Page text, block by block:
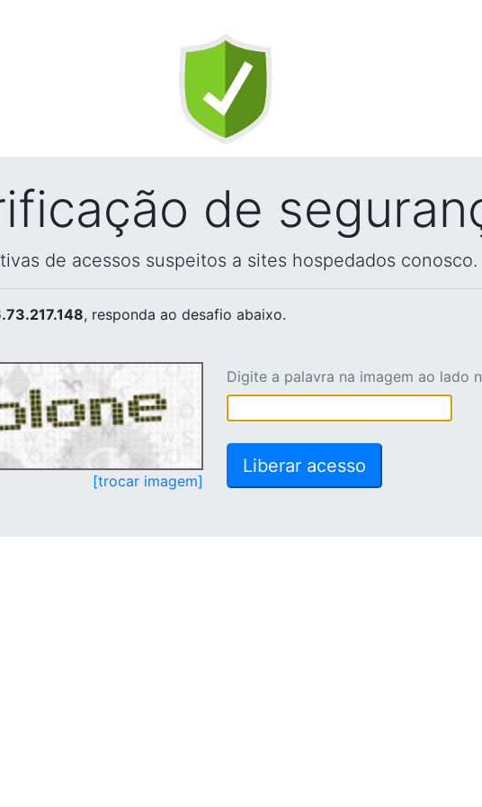
de
de acessos suspeitos a sites hospedados conosco.
, responda ao desafio abaixo.
[trocar imagem]
Digite a palavra na imagem ao lado